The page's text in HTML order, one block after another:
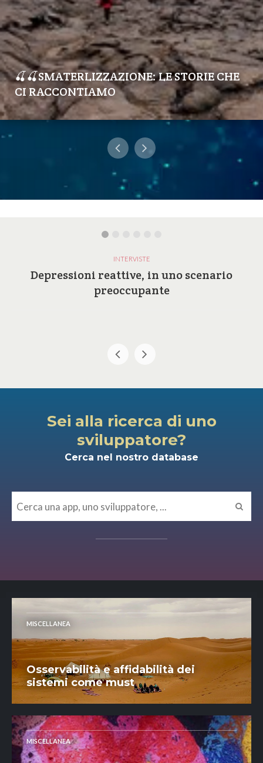
🍒🍒SMATERLIZZAZIONE: LE STORIE CHE
CI RACCONTIAMO
INTERVISTE
Depressioni reattive, in uno scenario
preoccupante
Sei alla ricerca di uno
sviluppatore?
Cerca nel nostro database
MISCELLANEA
Osservabilità e affidabilità dei
sistemi come must
MISCELLANEA